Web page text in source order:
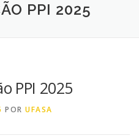
PPI 2025
PPI 2025
POR UFASA